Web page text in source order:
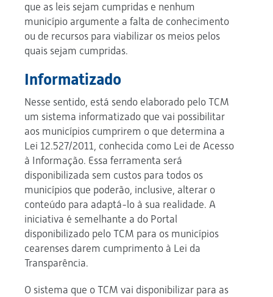
que as leis sejam cumpridas e nenhum
município argumente a falta de conhecimento
ou de recursos para viabilizar os meios pelos
quais sejam cumpridas.
Informatizado
Nesse sentido, está sendo elaborado pelo TCM
um sistema informatizado que vai possibilitar
aos municípios cumprirem o que determina a
Lei 12.527/2011, conhecida como Lei de Acesso
à Informação. Essa ferramenta será
disponibilizada sem custos para todos os
municípios que poderão, inclusive, alterar o
conteúdo para adaptá-lo à sua realidade. A
iniciativa é semelhante a do Portal
disponibilizado pelo TCM para os municípios
cearenses darem cumprimento à Lei da
Transparência.
O sistema que o TCM vai disponibilizar para as